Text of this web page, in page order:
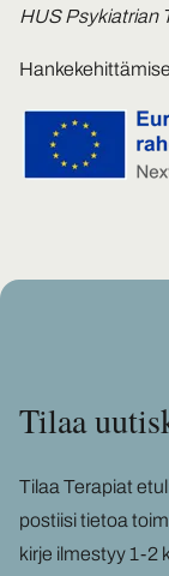
HUS Psykiatrian
Tilaa
Tilaa Te­ra­piat
pos­tii­si tie­toa
kir­je il­mes­tyy 1-2